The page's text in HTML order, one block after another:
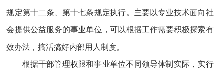
规定第十二条、第十七条规定执行。主要以专业技术面向社
会提供公益服务的事业单位，可以根据工作需要积极探索有
效办法，搞活搞好内部用人制度。
根据干部管理权限和事业单位不同领导体制实际，实行